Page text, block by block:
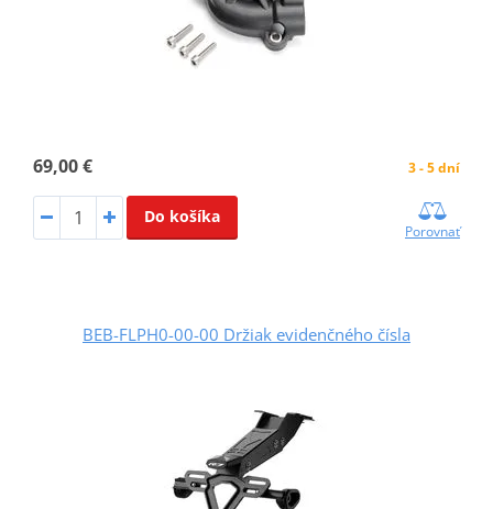
69,00 € 3 - 5 dní
Do košíka
Porovnať
BEB-FLPH0-00-00 Držiak evidenčného čísla